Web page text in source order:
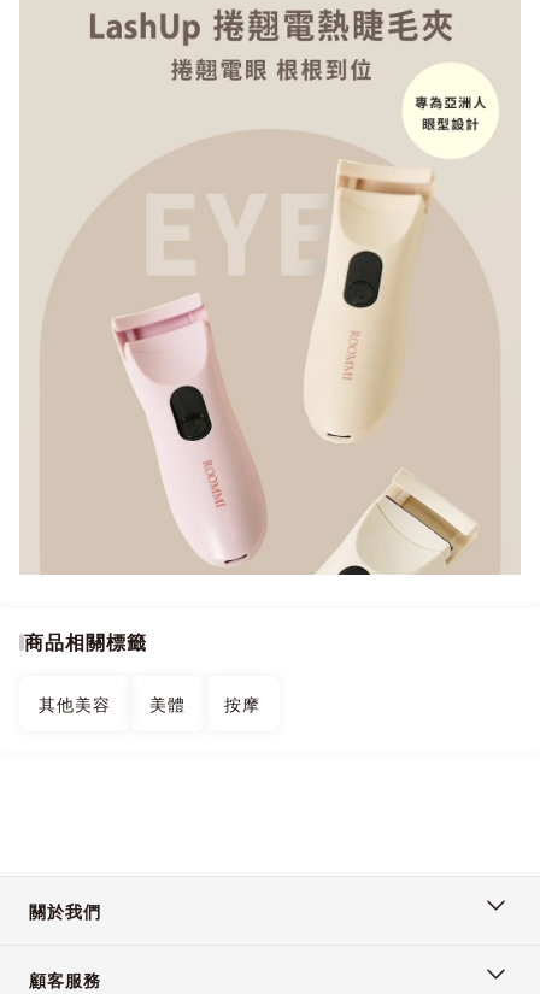
商品相關標籤
其他美容 美體 按摩
關於我們
顧客服務